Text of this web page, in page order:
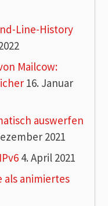
Line-History
Mailcow:
16. Januar
auswerfen
2021
4. April 2021
als animiertes